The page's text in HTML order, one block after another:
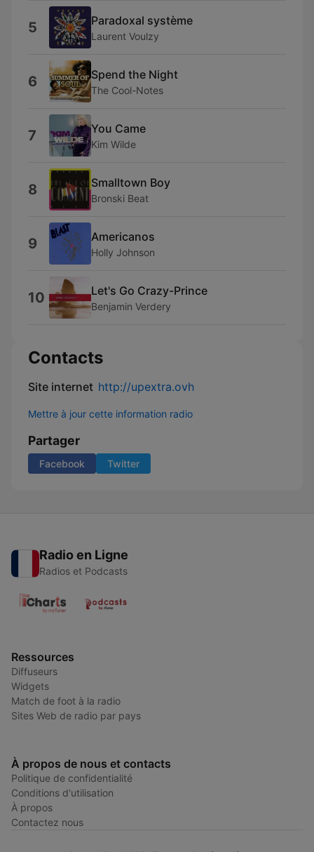
5 Paradoxal système
Laurent Voulzy
6 Spend the Night
The Cool-Notes
7 You Came
Kim Wilde
8 Smalltown Boy
Bronski Beat
9 Americanos
Holly Johnson
10 Let's Go Crazy-Prince
Benjamin Verdery
Contacts
Site internet http://upextra.ovh
Mettre à jour cette information radio
Partager
Facebook Twitter
Radio en Ligne
Radios et Podcasts
Ressources
Diffuseurs
Widgets
Match de foot à la radio
Sites Web de radio par pays
À propos de nous et contacts
Politique de confidentialité
Conditions d'utilisation
À propos
Contactez nous